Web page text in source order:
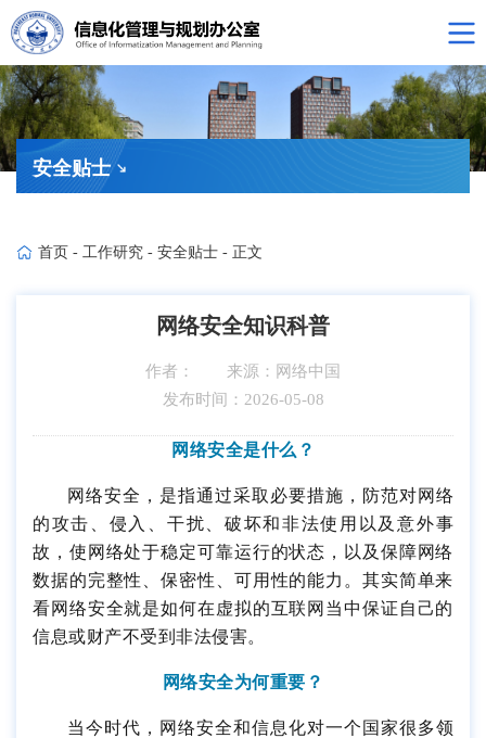
安全贴士
首页 - 工作研究 - 安全贴士 - 正文
网络安全知识科普
作者：
来源：网络中国
发布时间：2026-05-08
网络安全是什么？
网络安全，是指通过采取必要措施，防范对网络
的攻击、侵入、干扰、破坏和非法使用以及意外事
故，使网络处于稳定可靠运行的状态，以及保障网络
数据的完整性、保密性、可用性的能力。其实简单来
看网络安全就是如何在虚拟的互联网当中保证自己的
信息或财产不受到非法侵害。
网络安全为何重要？
当今时代，网络安全和信息化对一个国家很多领